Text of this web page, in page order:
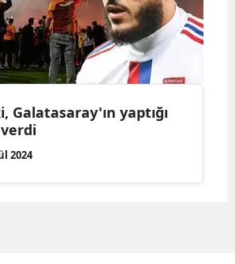
Bolu
Bursa
Çorum
Galatasaray'ın yaptığı
2024